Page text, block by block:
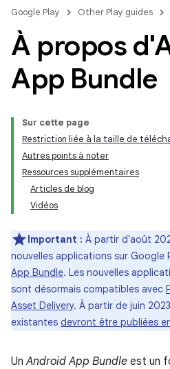
Google Play Other Play guides
À propos
App Bundle
Sur cette page
Restriction liée à la taille de
Autres points à noter
Ressources supplémentaires
Articles de blog
Vidéos
Important : À partir d'août
nouvelles applications sur Google
App Bundle. Les nouvelles
sont désormais compatibles avec
Asset Delivery. À partir de juin
existantes devront être publiées
UnAndroid App Bundle est un